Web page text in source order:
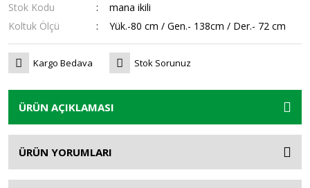
Stok Kodu
mana ikili
Koltuk Ölçü
Yük.-80 cm / Gen.- 138cm / Der.- 72 cm
Kargo Bedava Stok Sorunuz
ÜRÜN AÇIKLAMASI
ÜRÜN YORUMLARI